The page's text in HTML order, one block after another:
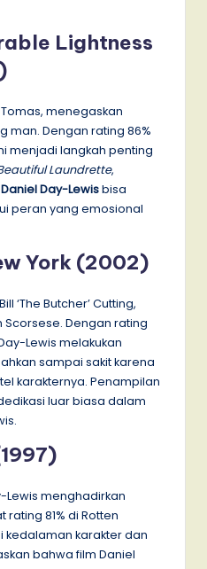
Lightness
menegaskan
man. Dengan rating 86%
menjadi langkah penting
Laundrette,
Day-Lewisbisa
peran yang emosional
York (2002)
‘The Butcher’ Cutting,
Dengan rating
Lewis melakukan
sampai sakit karena
karakternya. Penampilan
luar biasa dalam
Lewis menghadirkan
81% di Rotten
kedalaman karakter dan
bahwa film Daniel